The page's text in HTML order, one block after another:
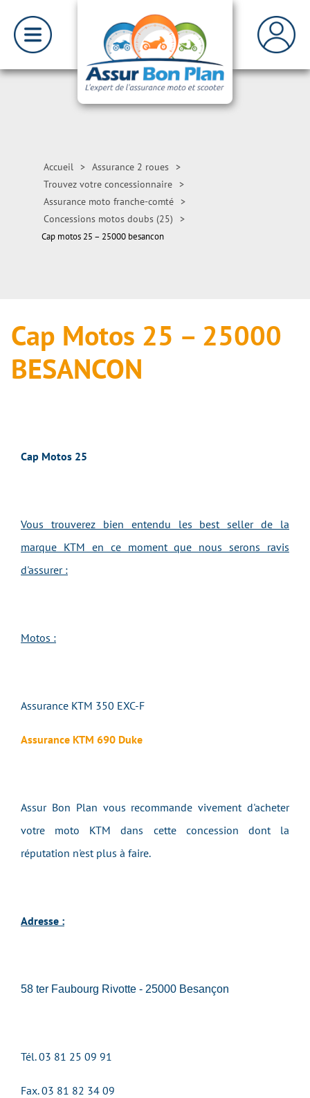
Accueil > Assurance 2 roues >
Trouvez votre concessionnaire >
Assurance moto franche-comté >
Concessions motos doubs (25)
>
Cap motos 25 – 25000 besancon
Cap Motos 25 – 25000
BESANCON
Cap Motos 25
Vous trouverez bien entendu les best seller de la
marque KTM en ce moment que nous serons ravis
d'assurer :
Motos :
Assurance KTM 350 EXC-F
Assurance KTM 690 Duke
Assur Bon Plan vous recommande vivement d'acheter
votre moto KTM dans cette concession dont la
réputation n'est plus à faire.
Adresse :
58 ter Faubourg Rivotte - 25000 Besançon
Tél. 03 81 25 09 91
Fax. 03 81 82 34 09